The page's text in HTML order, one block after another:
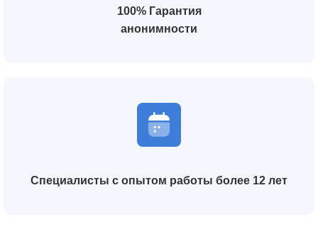
100% Гарантия
анонимности
Специалисты с опытом работы более 12 лет